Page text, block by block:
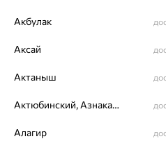
77 188 ₽
Изделие недоступно для заказа
Описание
Акбулак
Аксай
Актаныш
Актюбинский, Азнакаевский район
Алагир